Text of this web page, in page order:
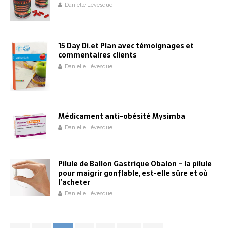
Danielle Lévesque
15 Day Di.et Plan avec témoignages et
commentaires clients
Danielle Lévesque
Médicament anti-obésité Mysimba
Danielle Lévesque
Pilule de Ballon Gastrique Obalon – la pilule
pour maigrir gonflable, est-elle sûre et où
l’acheter
Danielle Lévesque